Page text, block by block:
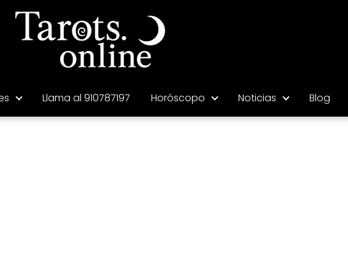
Llama al 910787197 Horóscopo Noticias Blog